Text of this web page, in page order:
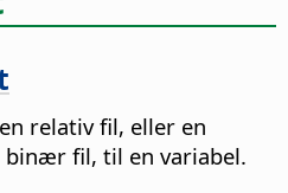
relativ fil, eller en
binær fil, til en variabel.